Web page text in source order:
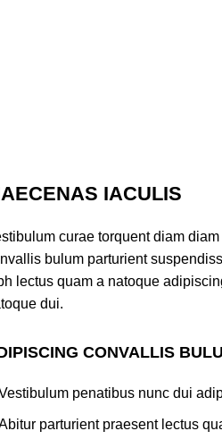
IACULIS
curae torquent diam
bulum parturient
lectus quam a natoque
dui.
CONVALLIS
penatibus nunc dui
parturient praesent lectus